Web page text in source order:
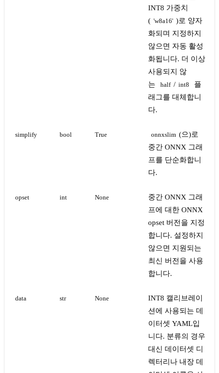
INT8 가중치
( 'w8a16' )로 양자
화되며 지정하지
않으면 자동 활성
화됩니다. 더 이상
사용되지 않
는
half / int8
플
래그를 대체합니
다.
simplify bool True onnxslim (으)로
중간 ONNX 그래
프를 단순화합니
다.
opset int None
중간 ONNX 그래
프에 대한 ONNX
opset 버전을 지정
합니다. 설정하지
않으면 지원되는
최신 버전을 사용
합니다.
data str None
INT8 캘리브레이
션에 사용되는 데
이터셋 YAML입
니다. 분류의 경우
대신 데이터셋 디
렉터리나 내장 데